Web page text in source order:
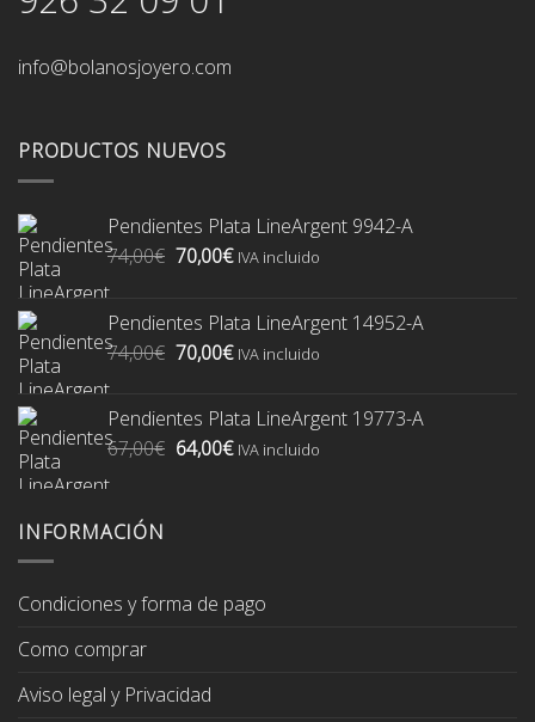
info@bolanosjoyero.com
PRODUCTOS NUEVOS
Pendientes Plata LineArgent 9942-A
74,00€ El
era:
74,00€.
70,00€El
es:
70,00€.
IVA incluido
Pendientes Plata LineArgent 14952-A
74,00€ El
era:
74,00€.
70,00€El
es:
70,00€.
IVA incluido
Pendientes Plata LineArgent 19773-A
67,00€ El
64,00€ElIVA incluido
INFORMACIÓN
Condiciones y forma de pago
Como comprar
Aviso legal y Privacidad